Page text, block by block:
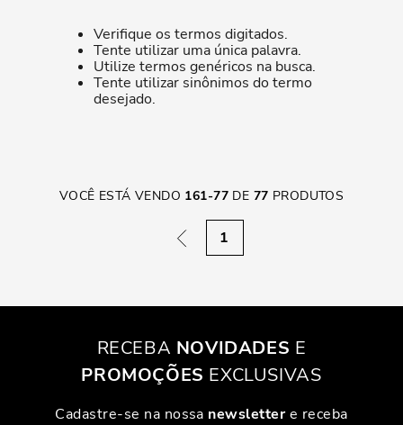
Verifique os termos digitados.
Tente utilizar uma única palavra.
Utilize termos genéricos na busca.
Tente utilizar sinônimos do termo
desejado.
VOCÊ ESTÁ VENDO 161-77 DE 77 PRODUTOS
1
RECEBA NOVIDADES E
PROMOÇÕES EXCLUSIVAS
Cadastre-se na nossa newslettere receba